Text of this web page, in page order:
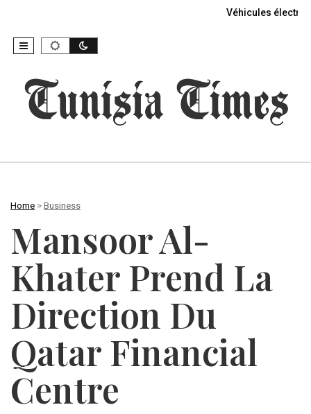
Véhicules
Home > Business
Mansoor Al-
Khater Prend La
Direction Du
Qatar Financial
Centre